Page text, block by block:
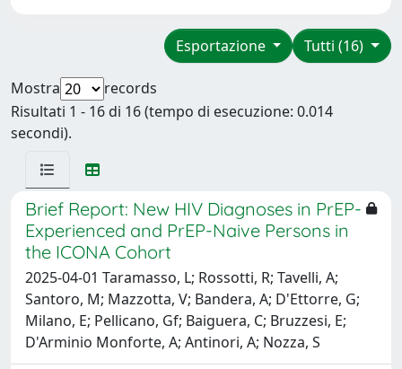
Tutti (16)
Esportazione
Mostra
records
Risultati 1 - 16 di 16 (tempo di esecuzione: 0.014
secondi).
Brief Report: New HIV Diagnoses in PrEP-
Experienced and PrEP-Naive Persons in
the ICONA Cohort
2025-04-01 Taramasso, L; Rossotti, R; Tavelli, A;
Santoro, M; Mazzotta, V; Bandera, A; D'Ettorre, G;
Milano, E; Pellicano, Gf; Baiguera, C; Bruzzesi, E;
D'Arminio Monforte, A; Antinori, A; Nozza, S